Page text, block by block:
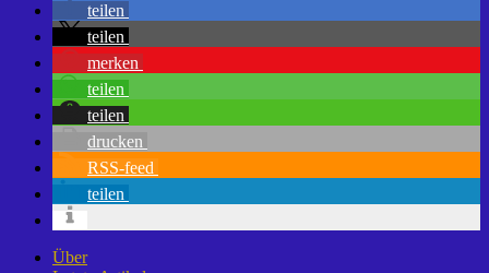
teilen
teilen
merken
teilen
teilen
drucken
RSS-feed
teilen
Über